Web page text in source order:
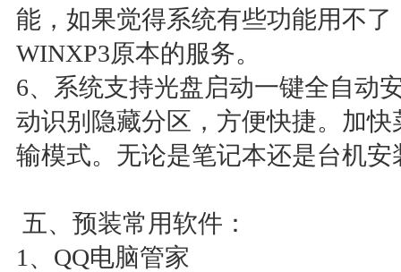
能，如果觉得系统有些功能用不
WINXP3原本的服务。
6、系统支持光盘启动一键全自动
动识别隐藏分区，方便快捷。加
输模式。无论是笔记本还是台机
五、预装常用软件：
1、QQ电脑管家